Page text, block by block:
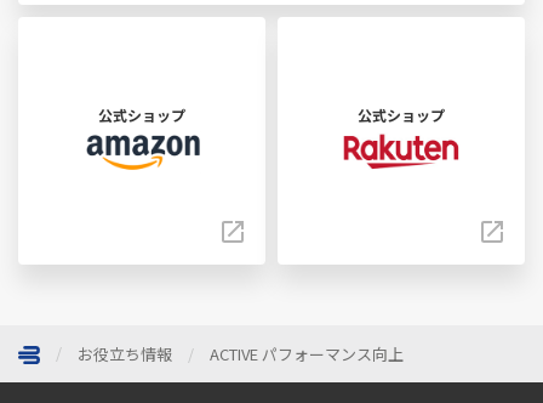
公式ショップ 公式ショップ
お役立ち情報 ACTIVE パフォーマンス向上
ページトップへ